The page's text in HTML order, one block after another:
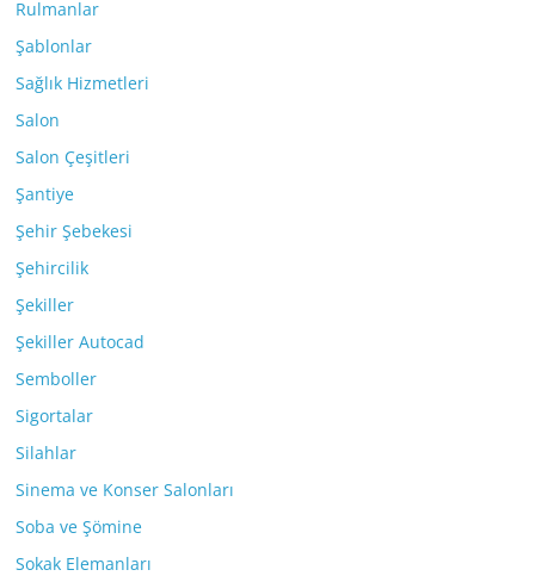
Rulmanlar
Şablonlar
Sağlık Hizmetleri
Salon
Salon Çeşitleri
Şantiye
Şehir Şebekesi
Şehircilik
Şekiller
Şekiller Autocad
Semboller
Sigortalar
Silahlar
Sinema ve Konser Salonları
Soba ve Şömine
Sokak Elemanları